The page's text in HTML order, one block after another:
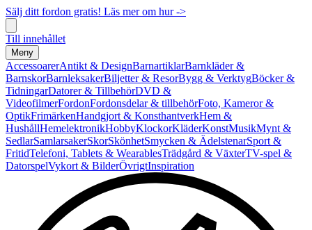
Sälj ditt fordon gratis! Läs mer om hur ->
Till innehållet
Meny
AccessoarerAntikt & DesignBarnartiklarBarnkläder &
BarnskorBarnleksakerBiljetter & ResorBygg & VerktygBöcker &
TidningarDatorer & TillbehörDVD &
VideofilmerFordonFordonsdelar & tillbehörFoto, Kameror &
OptikFrimärkenHandgjort & KonsthantverkHem &
HushållHemelektronikHobbyKlockorKläderKonstMusikMynt &
SedlarSamlarsakerSkorSkönhetSmycken & ÄdelstenarSport &
FritidTelefoni, Tablets & WearablesTrädgård & VäxterTV-spel &
DatorspelVykort & BilderÖvrigtInspiration